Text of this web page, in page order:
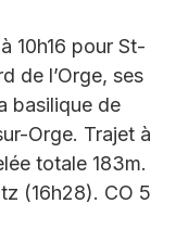
10h16 pour St-
de l’Orge, ses
basilique de
Orge. Trajet à
totale 183m.
(16h28). CO 5